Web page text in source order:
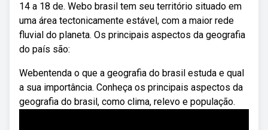
14 a 18 de. Webo brasil tem seu território situado em
uma área tectonicamente estável, com a maior rede
fluvial do planeta. Os principais aspectos da geografia
do país são:
Webentenda o que a geografia do brasil estuda e qual
a sua importância. Conheça os principais aspectos da
geografia do brasil, como clima, relevo e população.